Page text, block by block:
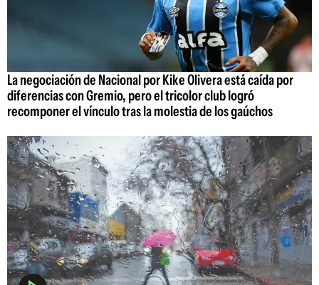
La negociación de Nacional por Kike Olivera está caída por
diferencias con Gremio, pero el tricolor club logró
recomponer el vínculo tras la molestia de los gaúchos